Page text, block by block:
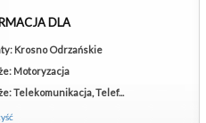
DLA
Krosno Odrzańskie
Motoryzacja
Telekomunikacja, Telef...